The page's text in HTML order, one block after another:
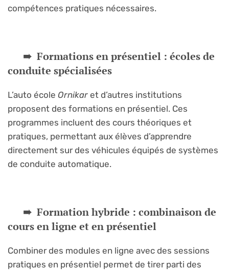
compétences pratiques nécessaires.
Formations en présentiel : écoles de
conduite spécialisées
L’auto école Ornikar et d’autres institutions
proposent des formations en présentiel. Ces
programmes incluent des cours théoriques et
pratiques, permettant aux élèves d’apprendre
directement sur des véhicules équipés de systèmes
de conduite automatique.
Formation hybride : combinaison de
cours en ligne et en présentiel
Combiner des modules en ligne avec des sessions
pratiques en présentiel permet de tirer parti des